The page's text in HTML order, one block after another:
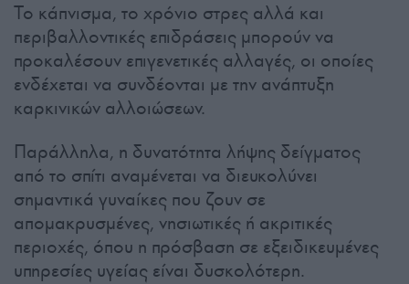
Το κάπνισμα, το χρόνιο στρες αλλά και
περιβαλλοντικές επιδράσεις μπορούν να
προκαλέσουν επιγενετικές αλλαγές, οι οποίες
ενδέχεται να συνδέονται με την ανάπτυξη
καρκινικών αλλοιώσεων.
Παράλληλα, η δυνατότητα λήψης δείγματος
από το σπίτι αναμένεται να διευκολύνει
σημαντικά γυναίκες που ζουν σε
απομακρυσμένες, νησιωτικές ή ακριτικές
περιοχές, όπου η πρόσβαση σε εξειδικευμένες
υπηρεσίες υγείας είναι δυσκολότερη.